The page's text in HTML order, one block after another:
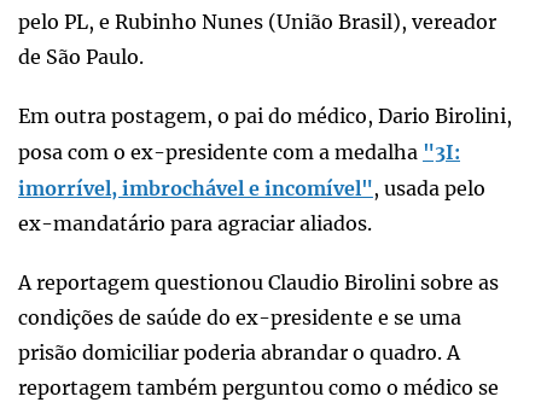
pelo PL, e Rubinho Nunes (União Brasil), vereador
de São Paulo.
Em outra postagem, o pai do médico, Dario Birolini,
posa com o ex-presidente com a medalha "3I:
imorrível, imbrochável e incomível", usada pelo
ex-mandatário para agraciar aliados.
A reportagem questionou Claudio Birolini sobre as
condições de saúde do ex-presidente e se uma
prisão domiciliar poderia abrandar o quadro. A
reportagem também perguntou como o médico se